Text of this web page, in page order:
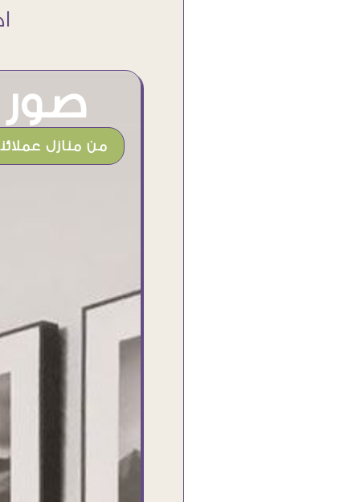
صور
من منازل
شاء الله مش أخر تعامل بشكركم على